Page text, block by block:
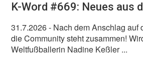
K-Word #669: Neues aus
31.7.2026- Nach dem Anschlag auf
die Community steht zusammen!
Weltfußballerin Nadine Keßler ...